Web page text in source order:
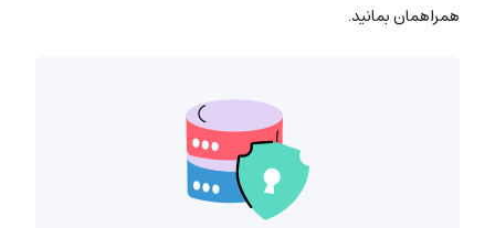
همراهمان بمانید.